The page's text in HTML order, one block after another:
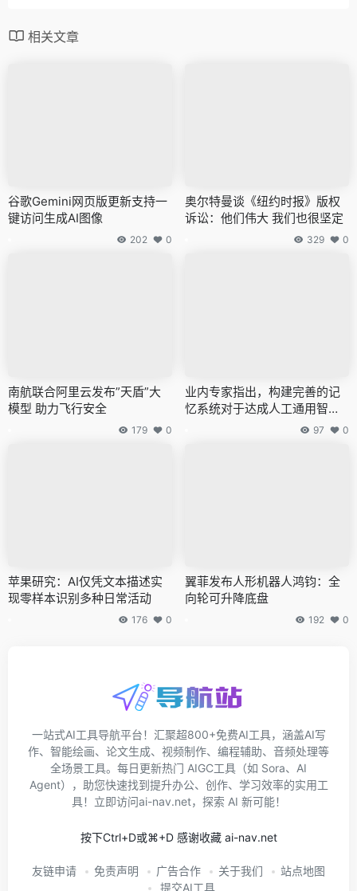
相关文章
谷歌Gemini网页版更新支持一
键访问生成AI图像
202 0
奥尔特曼谈《纽约时报》版权
诉讼：他们伟大 我们也很坚定
329 0
南航联合阿里云发布”天盾”大
模型 助力飞行安全
179 0
业内专家指出，构建完善的记
忆系统对于达成人工通用智能
（AGI）的目标至关重要。
97 0
苹果研究：AI仅凭文本描述实
现零样本识别多种日常活动
176 0
翼菲发布人形机器人鸿钧：全
向轮可升降底盘
192 0
一站式AI工具导航平台！汇聚超800+免费AI工具，涵盖AI写
作、智能绘画、论文生成、视频制作、编程辅助、音频处理等
全场景工具。每日更新热门 AIGC工具（如 Sora、AI
Agent），助您快速找到提升办公、创作、学习效率的实用工
具！立即访问ai-nav.net，探索 AI 新可能！
按下Ctrl+D或⌘+D 感谢收藏 ai-nav.net
友链申请 免责声明 广告合作 关于我们
站点地图
提交AI工具